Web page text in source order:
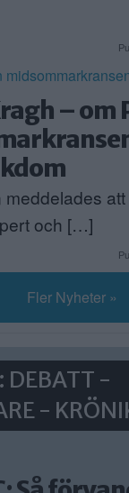
– om
meddelades
och […]
Fler Nyheter »
DEBATT -
-